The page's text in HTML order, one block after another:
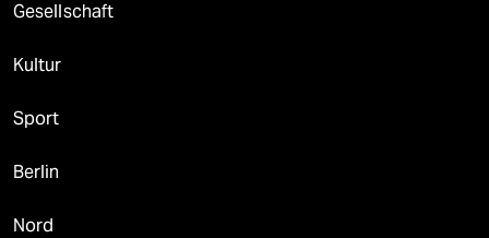
Gesellschaft
Kultur
Sport
Berlin
Nord